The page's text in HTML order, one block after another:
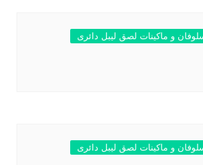
و ماكينات لصق ليبل دائرى
و ماكينات لصق ليبل دائرى